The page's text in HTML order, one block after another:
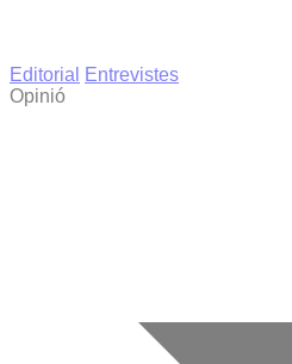
Editorial
Entrevistes
Opinió